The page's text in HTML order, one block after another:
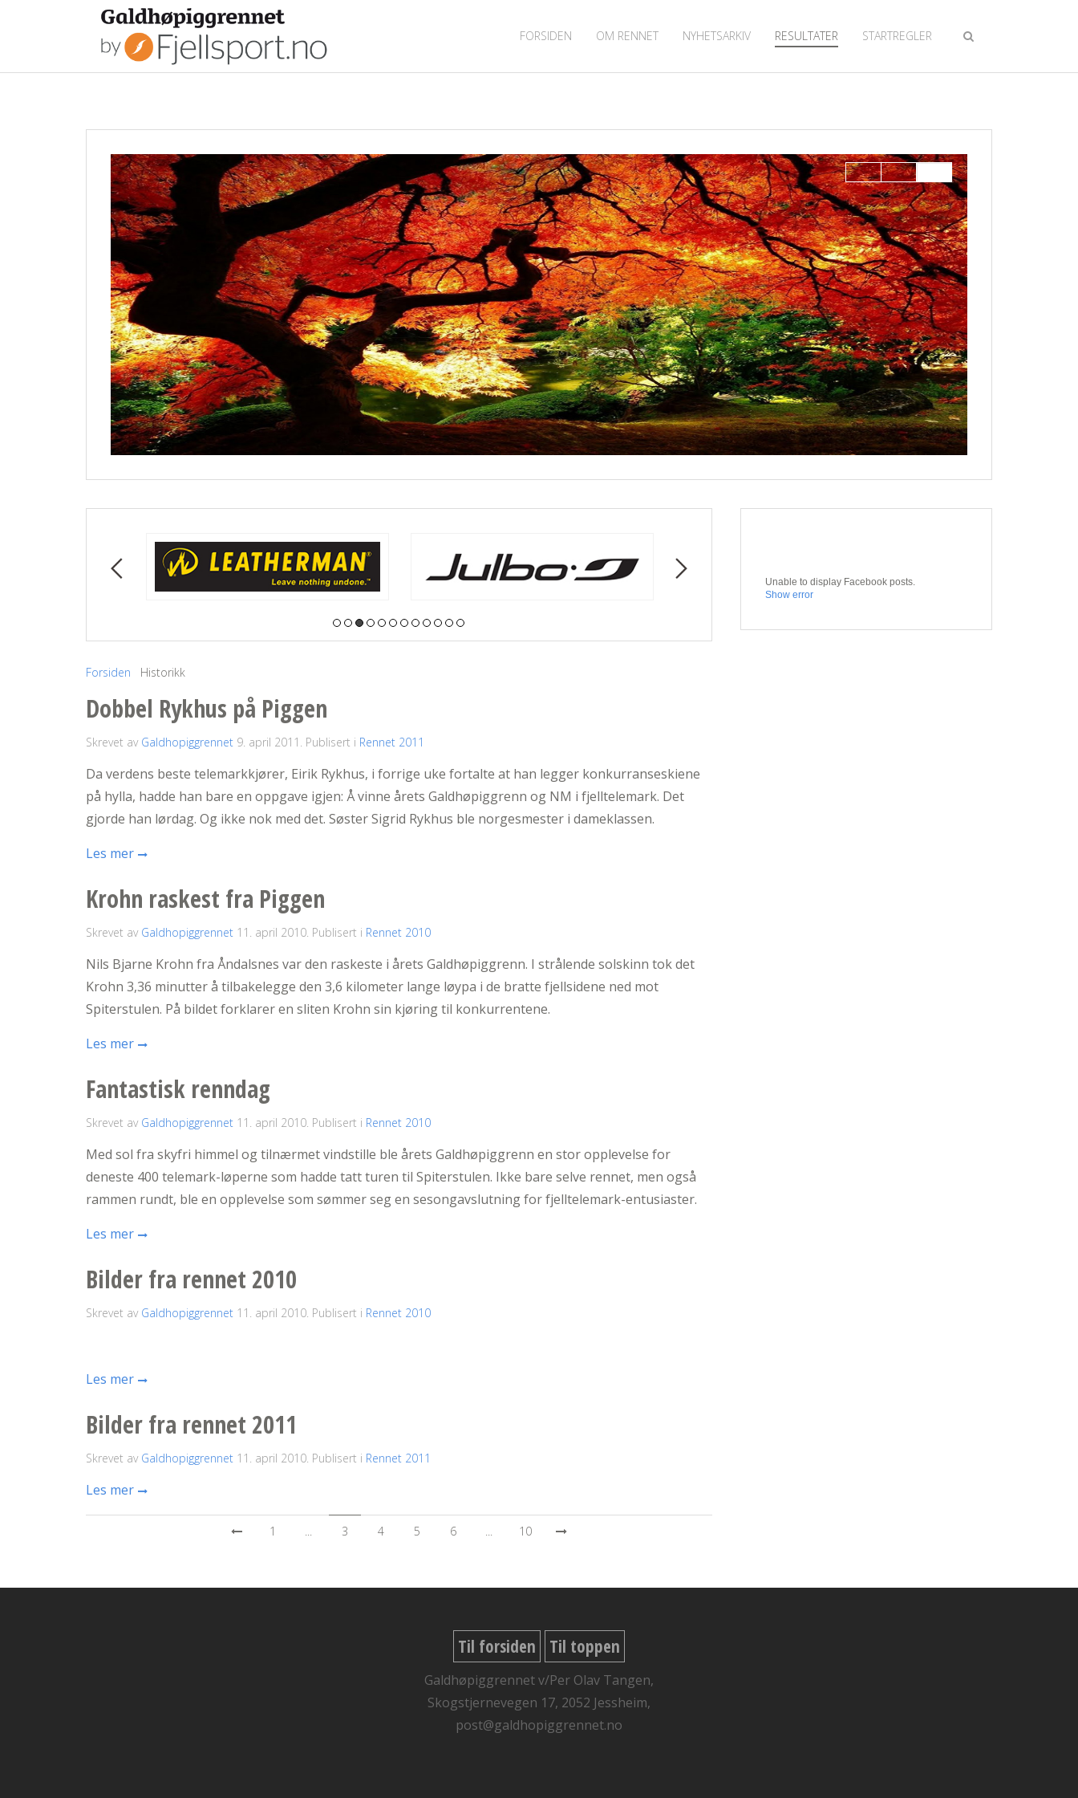
FORSIDEN OM RENNET NYHETSARKIV RESULTATER STARTREGLER
Forsiden Historikk
Dobbel Rykhus på Piggen
Skrevet av Galdhopiggrennet 9. april 2011 . Publisert i Rennet 2011
Da verdens beste telemarkkjører, Eirik Rykhus, i forrige uke fortalte at han legger konkurranseskiene
på hylla, hadde han bare en oppgave igjen: Å vinne årets Galdhøpiggrenn og NM i fjelltelemark. Det
gjorde han lørdag. Og ikke nok med det. Søster Sigrid Rykhus ble norgesmester i dameklassen.
Les mer
Krohn raskest fra Piggen
Skrevet av Galdhopiggrennet 11. april 2010. Publisert i Rennet 2010
Nils Bjarne Krohn fra Åndalsnes var den raskeste i årets Galdhøpiggrenn. I strålende solskinn tok det
Krohn 3,36 minutter å tilbakelegge den 3,6 kilometer lange løypa i de bratte fjellsidene ned mot
Spiterstulen. På bildet forklarer en sliten Krohn sin kjøring til konkurrentene.
Les mer
Fantastisk renndag
Skrevet av Galdhopiggrennet 11. april 2010. Publisert i Rennet 2010
Med sol fra skyfri himmel og tilnærmet vindstille ble årets Galdhøpiggrenn en stor opplevelse for
deneste 400 telemark-løperne som hadde tatt turen til Spiterstulen. Ikke bare selve rennet, men også
rammen rundt, ble en opplevelse som sømmer seg en sesongavslutning for fjelltelemark-entusiaster.
Les mer
Bilder fra rennet 2010
Skrevet av Galdhopiggrennet 11. april 2010. Publisert i Rennet 2010
Les mer
Bilder fra rennet 2011
Skrevet av Galdhopiggrennet 11. april 2010. Publisert i Rennet 2011
Les mer
1 ... 3 4 5 6 ... 10
Unable to display Facebook posts.
Show error
Til forsiden Til toppen
Galdhøpiggrennet v/Per Olav Tangen,
Skogstjernevegen 17, 2052 Jessheim,
post@galdhopiggrennet.no